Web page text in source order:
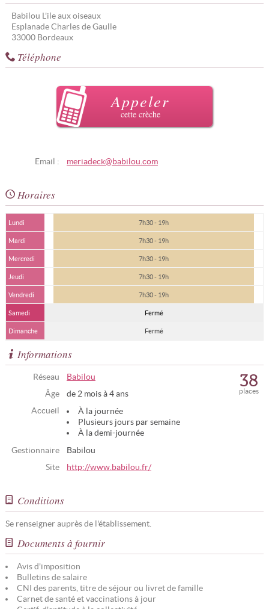
Babilou L'ile aux oiseaux
Esplanade Charles de Gaulle
33000 Bordeaux
Téléphone
Appeler
cette crèche
Email : meriadeck@babilou.com
Horaires
Lundi 7h30 - 19h
Mardi 7h30 - 19h
Mercredi 7h30 - 19h
Jeudi 7h30 - 19h
Vendredi 7h30 - 19h
Samedi Fermé
Dimanche Fermé
Informations
Réseau
Babilou
Âge
de 2 mois à 4 ans
Accueil
À la journée
Plusieurs jours par semaine
À la demi-journée
Gestionnaire
Babilou
Site
http://www.babilou.fr/
places
38
Conditions
Se renseigner auprès de l'établissement.
Documents à fournir
Avis d'imposition
Bulletins de salaire
CNI des parents, titre de séjour ou livret de famille
Carnet de santé et vaccinations à jour